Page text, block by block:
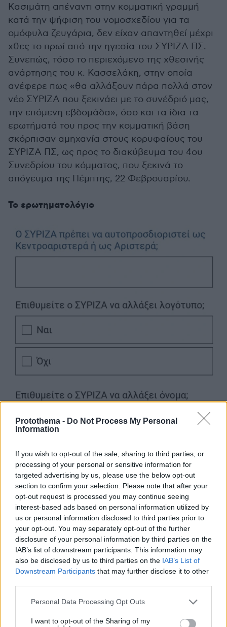
Protothema - Do Not Process My Personal
Information
If you wish to opt-out of the sale, sharing to third parties, or
processing of your personal or sensitive information for
targeted advertising by us, please use the below opt-out
section to confirm your selection. Please note that after your
opt-out request is processed you may continue seeing
interest-based ads based on personal information utilized by
us or personal information disclosed to third parties prior to
your opt-out. You may separately opt-out of the further
disclosure of your personal information by third parties on the
IAB’s list of downstream participants. This information may
also be disclosed by us to third parties on the IAB’s List of
Downstream Participants that may further disclose it to other
Please note that this website/app uses one or more Google
not limited to your visit or usage behaviour. You may click to
Personal Data Processing Opt Outs
I want to opt-out of the Sharing of my
Κασιμάτη απέναντι στην κομματική γραμμή
κατά την ψήφιση του νομοσχεδίου για τα
ομόφυλα ζευγάρια, δεν είχαν απαντηθεί μέχρι
χθες το πρωί από την ηγεσία του ΣΥΡΙΖΑ ΠΣ.
Συνεπώς, τόσο το περιεχόμενο της χθεσινής
ανάρτησης του κ. Κασσελάκη, στην οποία
ανέφερε πως «θα αλλάξουν πάρα πολλά στον
νέο ΣΥΡΙΖΑ που ξεκινάει με το συνέδριό μας,
την επόμενη εβδομάδα», όσο και τα ίδια τα
ερωτήματά του προς την κομματική βάση
σκόρπισαν αμηχανία στους κορυφαίους του
ΣΥΡΙΖΑ ΠΣ, ως προς το διακύβευμα του 4ου
Συνεδρίου του κόμματος, που ξεκινά το
απόγευμα της Πέμπτης, 22 Φεβρουαρίου.
Το ερωτηματολόγιο